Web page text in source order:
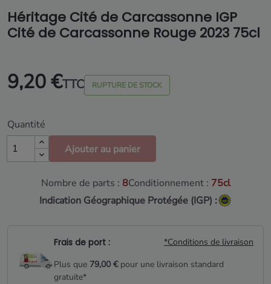
Héritage Cité de Carcassonne IGP
Cité de Carcassonne Rouge 2023 75cl
9,20 €TTC RUPTURE DE STOCK
Quantité
Ajouter au panier
Nombre de parts : 8Conditionnement : 75cl
Indication Géographique Protégée (IGP) :
Frais de port :
*Conditions de livraison
Plus que 79,00 €pour une livraison standard
gratuite*